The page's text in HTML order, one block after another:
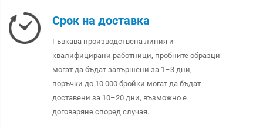
Срок на доставка
Гъвкава производствена линия и
квалифицирани работници, пробните образци
могат да бъдат завършени за 1–3 дни,
поръчки до 10 000 бройки могат да бъдат
доставени за 10–20 дни, възможно е
договаряне според случая.